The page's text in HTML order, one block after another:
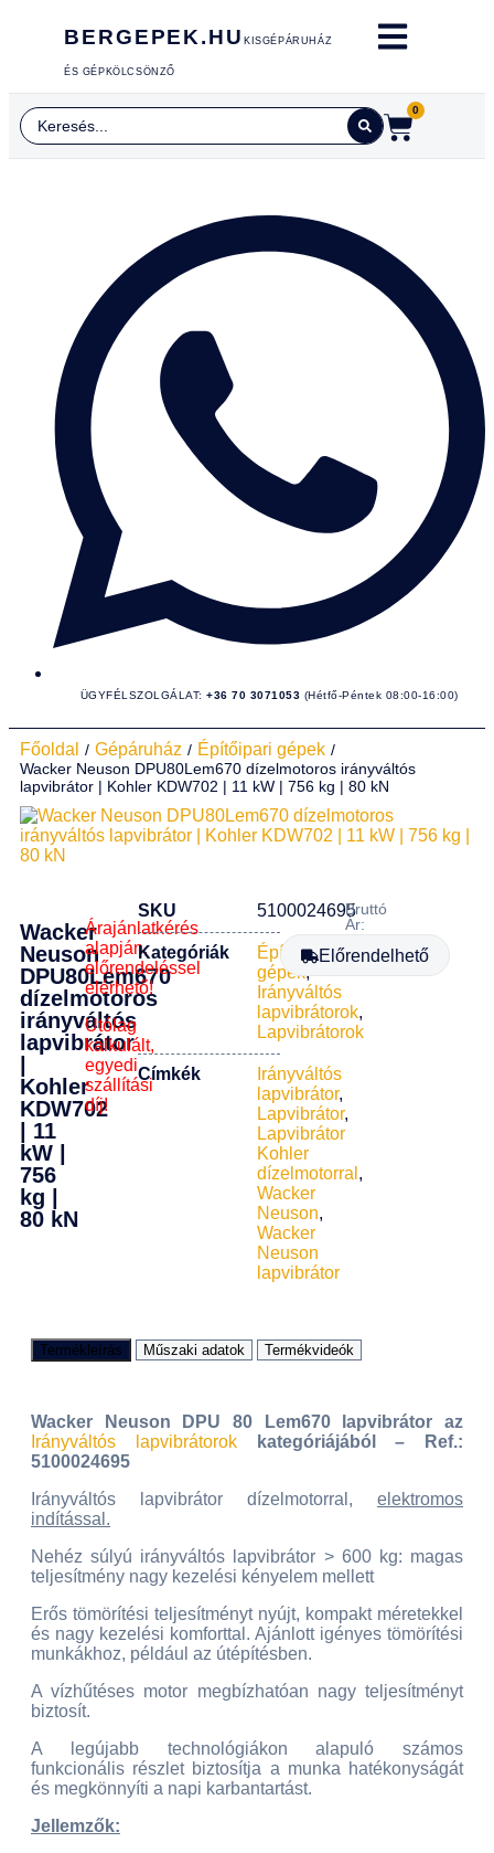
BERGEPEK.HU KISGÉPÁRUHÁZ
ÉS GÉPKÖLCSÖNZŐ
0
ÜGYFÉLSZOLGÁLAT: +36 70 3071053 (Hétfő-Péntek 08:00-16:00)
Főoldal / Gépáruház / Építőipari gépek /
Wacker Neuson DPU80Lem670 dízelmotoros irányváltós
lapvibrátor | Kohler KDW702 | 11 kW | 756 kg | 80 kN
Wacker
Neuson
DPU80Lem670
dízelmotoros
irányváltós
lapvibrátor
Kohler
KDW702
| 11
kW |
756
kg |
80 kN
Árajánlatkérés
alapján,
előrendeléssel
elérhető!
Utólag
kalkulált,
egyedi
szállítási
díj!
SKU 5100024695
Kategóriák
Építőipari
gépek,
Irányváltós
lapvibrátorok,
Lapvibrátorok
Címkék
Irányváltós
lapvibrátor,
Lapvibrátor,
Lapvibrátor
Kohler
dízelmotorral ,
Wacker
Neuson,
Wacker
Neuson
lapvibrátor
Előrendelhető
Bruttó
Ár:
Termékleírás Műszaki adatok Termékvideók
Wacker Neuson DPU 80 Lem670 lapvibrátor az
Irányváltós lapvibrátorokkategóriájából – Ref.:
5100024695
Irányváltós lapvibrátor dízelmotorral, elektromos
indítással.
Nehéz súlyú irányváltós lapvibrátor > 600 kg: magas
teljesítmény nagy kezelési kényelem mellett
Erős tömörítési teljesítményt nyújt, kompakt méretekkel
és nagy kezelési komforttal. Ajánlott igényes tömörítési
munkákhoz, például az útépítésben.
A vízhűtéses motor megbízhatóan nagy teljesítményt
biztosít.
A legújabb technológiákon alapuló számos
funkcionális részlet biztosítja a munka hatékonyságát
és megkönnyíti a napi karbantartást.
Jellemzők: